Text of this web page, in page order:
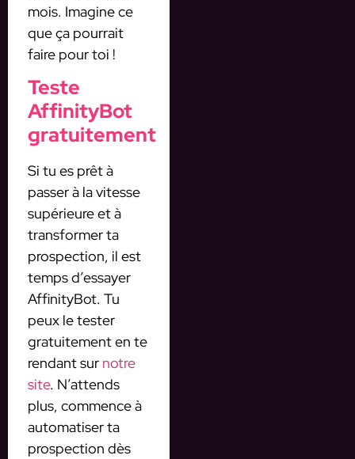
mois. Imagine ce
que ça pourrait
faire pour toi !
Teste
AffinityBot
gratuitement
Si tu es prêt à
passer à la vitesse
supérieure et à
transformer ta
prospection, il est
temps d’essayer
AffinityBot. Tu
peux le tester
gratuitement en te
rendant sur notre
site. N’attends
plus, commence à
automatiser ta
prospection dès